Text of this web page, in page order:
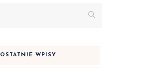
OSTATNIE WPISY